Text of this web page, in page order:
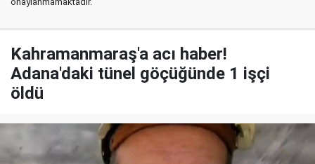
Kahramanmaraş'a acı haber!
Adana'daki tünel göçüğünde 1 işçi
öldü